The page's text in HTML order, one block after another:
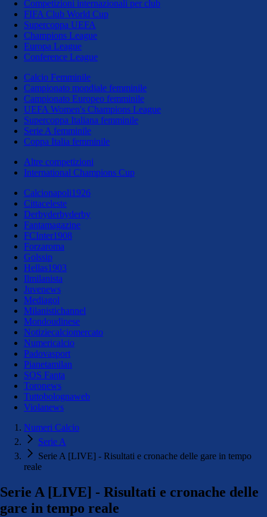
Competizioni internazionali per club
FIFA Club World Cup
Supercoppa UEFA
Champions League
Europa League
Conference League
Calcio Femminile
Campionato mondiale femminile
Campionato Europeo femminile
UEFA Women's Champions League
Supercoppa Italiana femminile
Serie A femminile
Coppa Italia femminile
Altre competizioni
International Champions Cup
Calcionapoli1926
Cittaceleste
Derbyderbyderby
Fantamagazine
FCInter1908
Forzaroma
Golssip
Hellas1903
Ilmilanista
Juvenews
Mediagol
Milanistichannel
Mondoudinese
Notiziecalciomercato
Numericalcio
Padovasport
Pianetamilan
SOS Fanta
Toronews
Tuttobolognaweb
Violanews
Numeri Calcio
Serie A
Serie A [LIVE] - Risultati e cronache delle gare in tempo
reale
Serie A [LIVE] - Risultati e cronache delle
gare in tempo reale